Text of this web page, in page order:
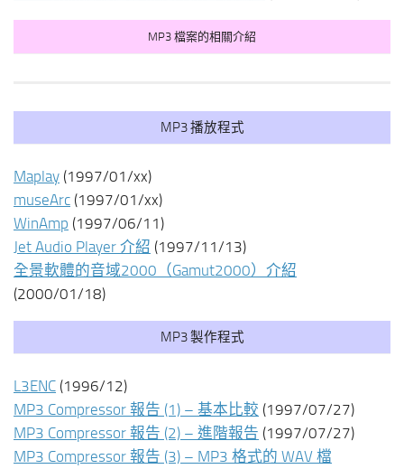
MP3 檔案的相關介紹
MP3 播放程式
Maplay (1997/01/xx)
museArc (1997/01/xx)
WinAmp (1997/06/11)
Jet Audio Player 介紹 (1997/11/13)
全景軟體的音域2000（Gamut2000）介紹
(2000/01/18)
MP3 製作程式
L3ENC (1996/12)
MP3 Compressor 報告 (1) – 基本比較 (1997/07/27)
MP3 Compressor 報告 (2) – 進階報告 (1997/07/27)
MP3 Compressor 報告 (3) – MP3 格式的 WAV 檔